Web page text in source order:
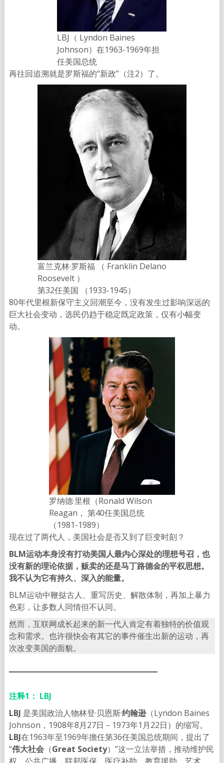
LBJ（ Lyndon Baines
Johnson）在1963-1969年担
任美国总统
再往回追溯就是罗斯福的“新政”（注2）了。
富兰克林·罗斯福 （ Franklin Delano
Roosevelt ）
第32任美国 （1933-1945）
80年代里根新保守主义回潮至今，没有发生过影响深远的
巨大社会变动，选民仍趋于稳定既定政策，仅有小幅变
动。
罗纳德·里根（Ronald Wilson
Reagan， 第40任美国总统
（1981-1989）
现在过了两代人，美国社会是否又到了巨变时刻？
BLM运动本身没有打动美国人最内心深处的理想号召，也
没有新的理论依据，贩卖的还是马丁路德金的平权思想。
我不认为它有持久、深入的能量。
BLM运动中鞭挞古人、重写历史、解散体制，再加上暴力
色彩，让多数人同情但不认同。
然而，互联网成长起来的新一代人肯定有着独特的价值观
念和需求。也许很快会有其它的事件催生出新的运动，再
次改变美国的面貌。
注释1： LBJ
LBJ 是美国政治人物林登·贝恩斯·约翰逊（Lyndon Baines
Johnson，1908年8月27日－1973年1月22日）的缩写。
LBJ在1963年至1969年擔任第36任美国总统期间，提出了
“伟大社会（Great Society）”这一立法举措，推动维护民